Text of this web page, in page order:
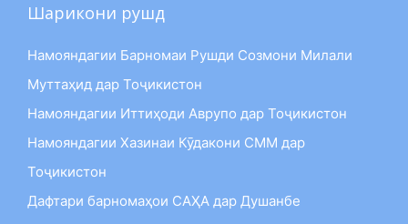
Шарикони рушд
Намояндагии Барномаи Рушди Созмони Милали
Муттаҳид дар Тоҷикистон
Намояндагии Иттиҳоди Аврупо дар Тоҷикистон
Намояндагии Хазинаи Кӯдакони СММ дар
Тоҷикистон
Дафтари барномаҳои САҲА дар Душанбе